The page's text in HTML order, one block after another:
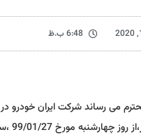
6:48 ب.ظ
می رساند شرکت ایران خودرو